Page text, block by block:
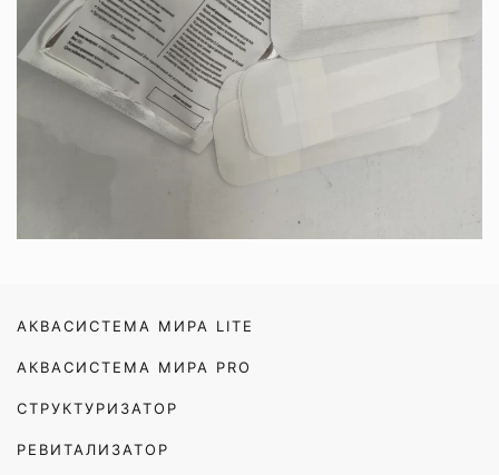
АКВАСИСТЕМА МИРА LITE
АКВАСИСТЕМА МИРА PRO
СТРУКТУРИЗАТОР
РЕВИТАЛИЗАТОР